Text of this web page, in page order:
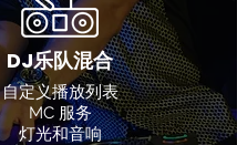
DJ乐队混合
自定义播放列表
MC 服务
灯光和音响